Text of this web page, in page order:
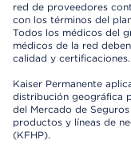
red de proveedores
con los términos del
Todos los médicos del
médicos de la red
calidad y certificaciones.
Kaiser Permanente
distribución geográfica
del Mercado de
productos y líneas de
(KFHP).